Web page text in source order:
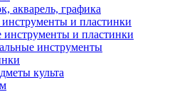
акварель, графика
и пластинки
инструменты и пластинки
инструменты
культа